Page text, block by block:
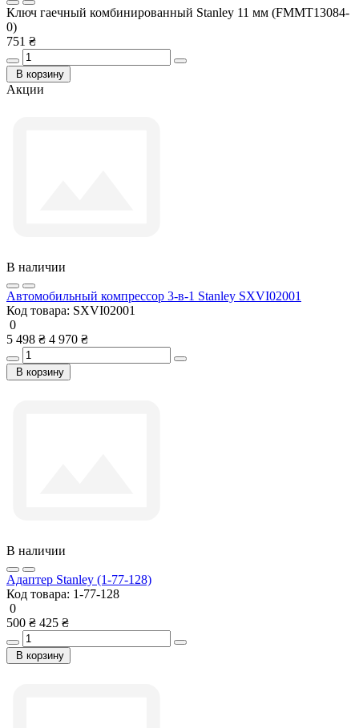
Ключ гаечный комбинированный Stanley 11 мм (FMMT13084-
0)
751 ₴
В корзину
Акции
В наличии
Автомобильный компрессор 3-в-1 Stanley SXVI02001
Код товара: SXVI02001
0
5 498 ₴ 4 970 ₴
В корзину
В наличии
Адаптер Stanley (1-77-128)
Код товара: 1-77-128
0
500 ₴ 425 ₴
В корзину